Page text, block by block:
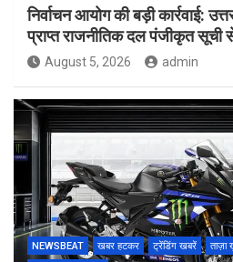
निर्वाचन आयोग की बड़ी कार्रवाई:
प्राप्त राजनीतिक दल पंजीकृत सूची
August 5, 2026 admin
NEWSBEAT खबर हटकर ट्रेंडिंग खबरें ताज़ा